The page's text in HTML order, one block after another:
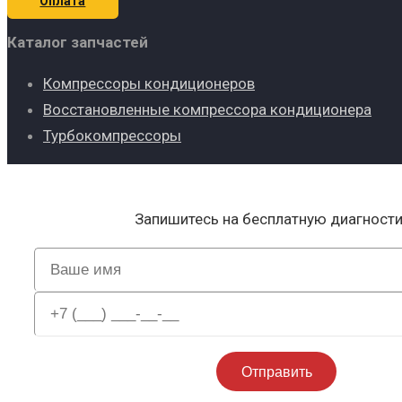
Каталог запчастей
Компрессоры кондиционеров
Восстановленные компрессора кондиционера
Турбокомпрессоры
Запишитесь на бесплатную